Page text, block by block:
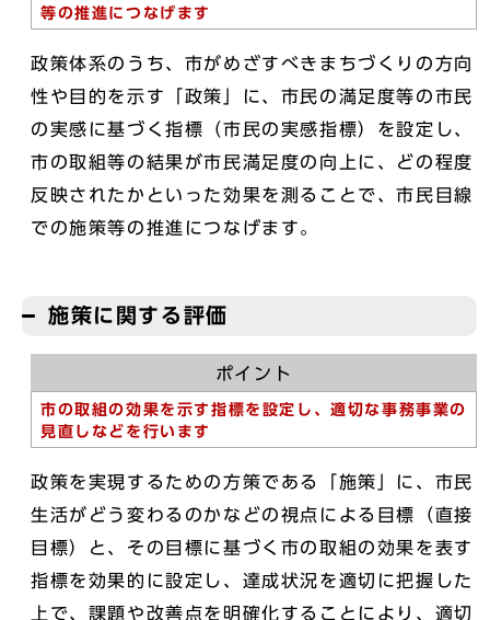
等の推進につなげます
政策体系のうち、市がめざすべきまちづくりの方向
性や目的を示す「政策」に、市民の満足度等の市民
の実感に基づく指標（市民の実感指標）を設定し、
市の取組等の結果が市民満足度の向上に、どの程度
反映されたかといった効果を測ることで、市民目線
での施策等の推進につなげます。
施策に関する評価
ポイント
市の取組の効果を示す指標を設定し、適切な事務事業の
見直しなどを行います
政策を実現するための方策である「施策」に、市民
生活がどう変わるのかなどの視点による目標（直接
目標）と、その目標に基づく市の取組の効果を表す
指標を効果的に設定し、達成状況を適切に把握した
上で、課題や改善点を明確化することにより、適切